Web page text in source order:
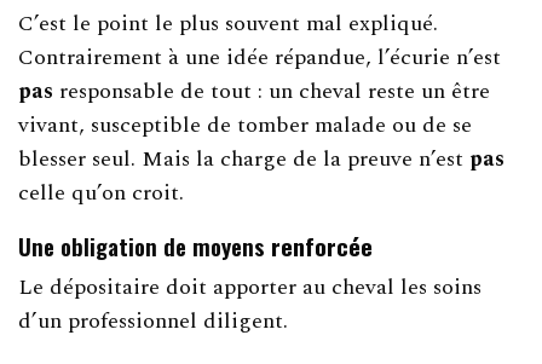
C’est le point le plus souvent mal expliqué.
Contrairement à une idée répandue, l’écurie n’est
pas responsable de tout : un cheval reste un être
vivant, susceptible de tomber malade ou de se
blesser seul. Mais la charge de la preuve n’est pas
celle qu’on croit.
Une obligation de moyens renforcée
Le dépositaire doit apporter au cheval les soins
d’un professionnel diligent.